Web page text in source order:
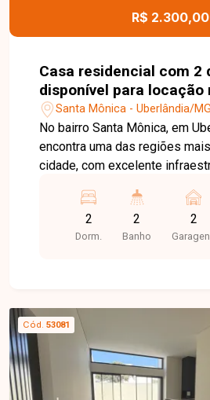
com ótima infraestrutura. Entre
R$
Casa residencial com 2
disponível para locação
Santa Mônica em
Santa Mônica - Uberlândia/MG
No bairro Santa Mônica, em
encontra uma das regiões
cidade, com excelente
supermercados, escolas,
universidades e diversos
proporcionando praticidade e
sob a pia, área de serviço com
e 2 vagas de garagem, sendo 1
ambientes são bem
conforto e funcionalidade para o
excelente oportunidade para
2
Dorm.
2
Banho
2
Cód. 53081